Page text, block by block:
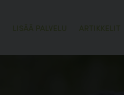
LISÄÄ PALVELU ARTIKKELIT